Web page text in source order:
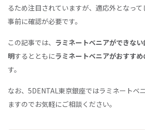
るため注目されていますが、適応外となっ
事前に確認が必要です。
この記事では、 ラミネートべニアができな
明するとともにラミネートベニアがおすす
す。
なお、5DENTAL東京銀座ではラミネートベ
ますのでお気軽にご相談ください。